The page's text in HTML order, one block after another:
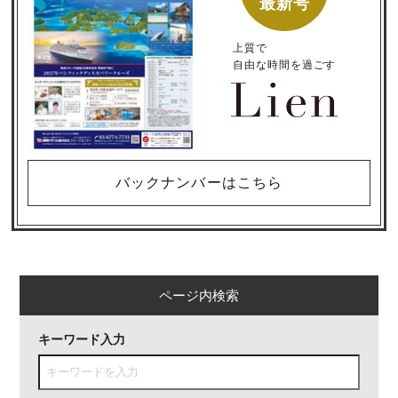
上質で
自由な時間を過ごす
バックナンバーはこちら
ページ内検索
キーワード入力